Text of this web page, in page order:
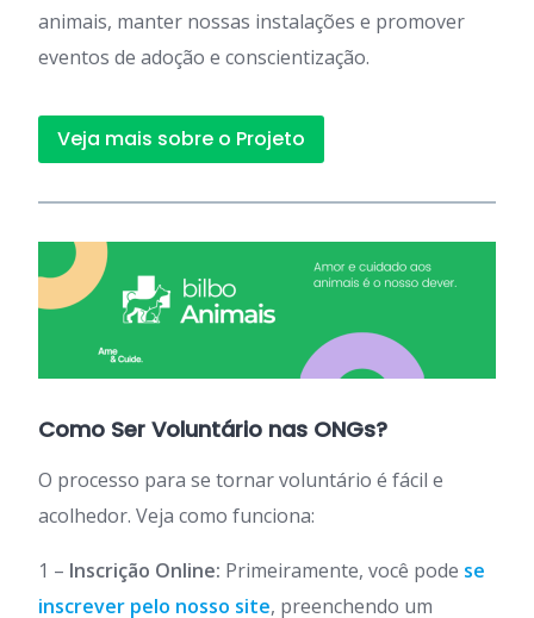
animais, manter nossas instalações e promover
eventos de adoção e conscientização.
Veja mais sobre o Projeto
Como Ser Voluntário nas ONGs?
O processo para se tornar voluntário é fácil e
acolhedor. Veja como funciona:
1 – Inscrição Online: Primeiramente, você pode se
inscrever pelo nosso site, preenchendo um